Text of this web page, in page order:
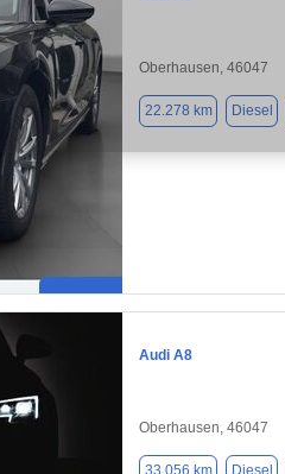
Oberhausen, 46047
22.278 km Diesel
Audi A8
Oberhausen, 46047